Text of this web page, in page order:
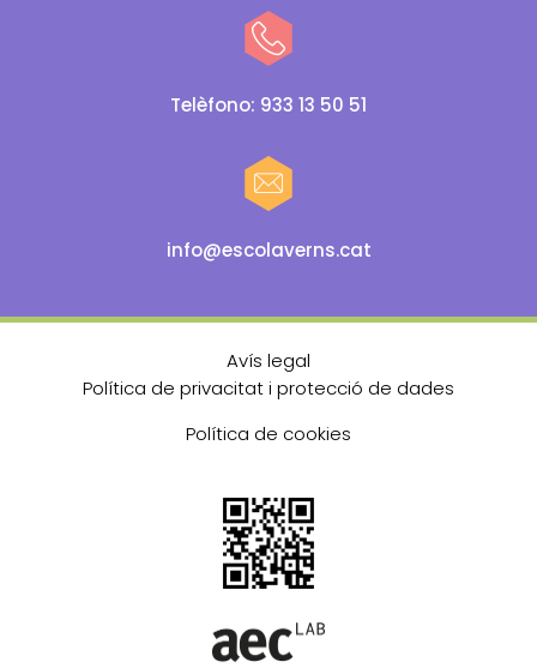
Telèfono: 933 13 50 51
info@escolaverns.cat
Avís legal
Política de privacitat i protecció de dades
Política de cookies